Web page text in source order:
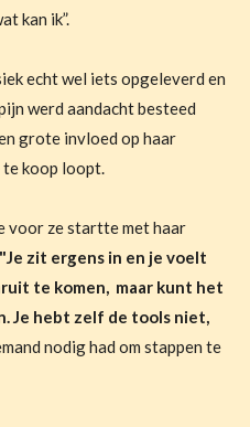
kan ik”.
echt wel iets opgeleverd en
werd aandacht besteed
grote invloed op haar
te koop loopt.
voor ze startte met haar
"Je zit ergens in en je voelt
te komen, maar kunt het
Je hebt zelf de tools niet,
nodig had om stappen te